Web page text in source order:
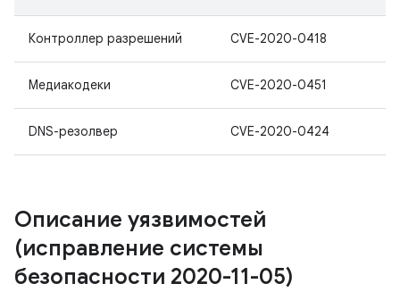
Контроллер разрешений CVE-2020-0418
Медиакодеки CVE-2020-0451
DNS-резолвер CVE-2020-0424
Описание уязвимостей
(исправление системы
безопасности 2020-11-05)